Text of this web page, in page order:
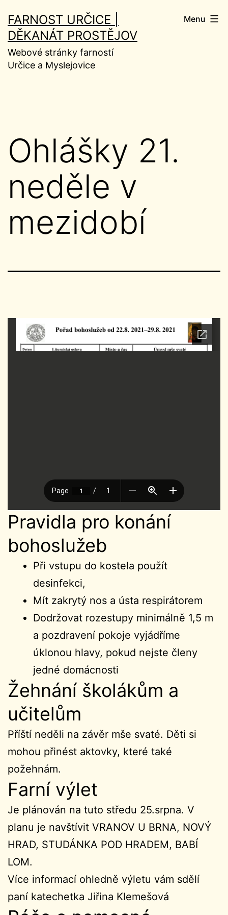
obsahu
FARNOST URČICE |
DĚKANÁT PROSTĚJOV
Webové stránky farností
Určice a Myslejovice
Menu
Ohlášky 21.
neděle v
mezidobí
Pravidla pro konání
bohoslužeb
Při vstupu do kostela použít
desinfekci,
Mít zakrytý nos a ústa respirátorem
Dodržovat rozestupy minimálně 1,5 m
a pozdravení pokoje vyjádříme
úklonou hlavy, pokud nejste členy
jedné domácnosti
Žehnání školákům a
učitelům
Příští neděli na závěr mše svaté. Děti si
mohou přinést aktovky, které také
požehnám.
Farní výlet
Je plánován na tuto středu 25.srpna. V
planu je navštívit VRANOV U BRNA, NOVÝ
HRAD, STUDÁNKA POD HRADEM, BABÍ
LOM.
Více informací ohledně výletu vám sdělí
paní katechetka Jiřina Klemešová